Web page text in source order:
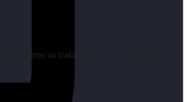
nosotros un trabajo, pero antes un placer.